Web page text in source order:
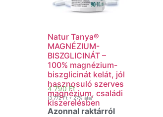
Natur Tanya®
MAGNÉZIUM-
BISZGLICINÁT –
100% magnézium-
biszglicinát kelát, jól
hasznosuló szerves
magnézium, családi
kiszerelésben
4 790Ft
(3 772Ft + 27% áfa)
Azonnal raktárról